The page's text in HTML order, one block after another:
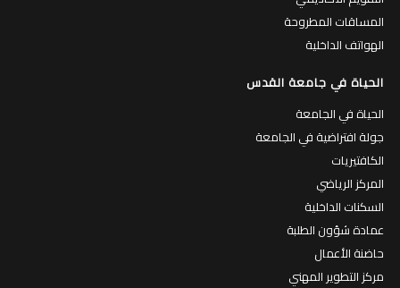
المساقات المطروحة
الهواتف الداخلية
الحياة في جامعة القدس
الحياة في الجامعة
جولة افتراضية في الجامعة
الكافتيريات
المركز الرياضي
السكنات الداخلية
عمادة شؤون الطلبة
حاضنة الأعمال
مركز التطوير المهني